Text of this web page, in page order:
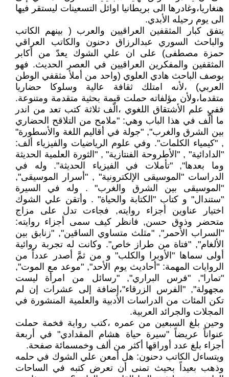
هنغاريا،وغادرها الى بريطانيا اوائل التسعينات ليستقر فيها
الى يوم رحيله الأبدي.
يتفق كبار المثقفين العراقيين والعرب ( بينهم الكاتب
والباحث السوري عبدالرزاق دحنون والكاتب العراقي
حمزة مصطفى) على ان علي الشوك يعدّ من أكابر
المثقفين والمفكرين العراقيين في العصر الحديث. فهو
بوصف الباحث هادي العلوي (واحد من أملأ مثقفي الوطن
العربي) ،لأنه امتلك ثقافة عالية وسلوكا حضاريا
متقدما،ولأن مؤلفاته حملت قيمة بحثية متقدمة ومتنوعة.
ففي علم الأشتقاق اللغوي ،الّف ثلاثة كتب تعد من اندر
ما ألّف في هذا الباب وهي: "ملامح من التلاقح الحضاري
بين الشرق والغرب", "جولة في أقاليم اللغة والأسطورة"
, "كيمياء الكلمات". وفي علوم الرياضيات والفيزياء ألف:
"الدادائية" , "الأطروحة الفنتازية" , "الثورة العلمية الحديثة
وما بعدها", "تأملات في الفيزياء الحديثة". وله في
الدراسات "الموسيقى الإلكترونية" , "أسرار الموسيقى",
"الموسيقى بين الشرق والغرب" . وله في السيرة
"ستندال" و كتاب "الكتابة والحياة" . وأتقن علي الشوك
اختيار عناوين أجزاء روايته, فجاءت تدل على مزاج
متحضر وذوق حسن, فانظر كيف سمى أجزاء روايته:
"السراب الأحمر", "مثلث متساوي الساقين", "زنابق بين
الألغام", "فتاة من طراز خاص". وكانت له تجربة روائية
أولى سماها "الأوبرا والكلب" و من ثمَّ أصدر عدداً من
الروايات المهمة: "أحاديث يوم الأحد", "موعد مع الموت",
"تمارا", "فرس البراري", "رسائل من امرأة ليست
مجهولة", "الفرس الزرقاء"،إضافة إلى عشرات إن لم
تكن المئات من الدراسات الأدبية والعلمية المنشورة في
المجلات والجرائد العربية.
وحين بلغ السبعين من عمره ،كتب رواية فخمة حملت
عنواناً عريضاً "سيرة حياة هشام المقدادي" في أربعة
أجزاء بلغ عدد أوراقها أكثر من ألف وخمسمائة صفحة.
ويتساءل الكاتب دحنون: هل أمعن علي الشوك في حلمه
وذهب بعيداً بحيث تمنى أن تعرض كتبه في الساحات